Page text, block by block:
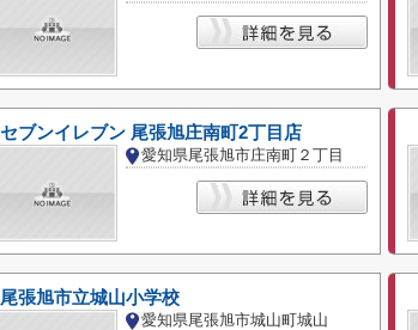
セブンイレブン 尾張旭庄南町2丁目店
愛知県尾張旭市庄南町２丁目
尾張旭市立城山小学校
愛知県尾張旭市城山町城山